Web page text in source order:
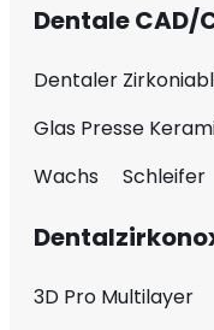
Dentale
Dentaler
Glas Presse
Wachs
Schleifer
3D Pro Multilayer